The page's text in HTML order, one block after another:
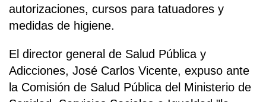
autorizaciones, cursos para tatuadores y
medidas de higiene.
El director general de Salud Pública y
Adicciones, José Carlos Vicente, expuso ante
la Comisión de Salud Pública del Ministerio de